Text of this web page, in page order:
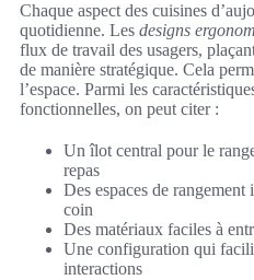
Chaque aspect des cuisines
quotidienne. Les designs
flux de travail des usagers,
de manière stratégique. Cela
l’espace. Parmi les
fonctionnelles, on peut citer :
Un îlot central pour le
repas
Des espaces de
coin
Des matériaux faciles à
Une configuration qui
interactions